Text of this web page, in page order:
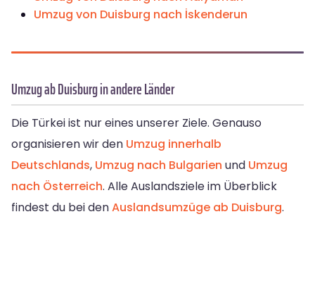
Umzug von Duisburg nach İskenderun
Umzug ab Duisburg in andere Länder
Die Türkei ist nur eines unserer Ziele. Genauso
organisieren wir den Umzug innerhalb
Deutschlands, Umzug nach Bulgarien und Umzug
nach Österreich. Alle Auslandsziele im Überblick
findest du bei denAuslandsumzüge ab Duisburg.